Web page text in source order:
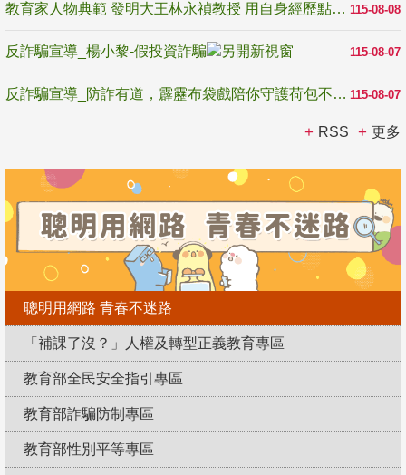
115-08-08
教育家人物典範 發明大王林永禎教授 用自身經歷點亮學生的路
115-08-07
反詐騙宣導_楊小黎-假投資詐騙
115-08-07
反詐騙宣導_防詐有道，霹靂布袋戲陪你守護荷包不受騙
RSS 更多
聰明用網路 青春不迷路
「補課了沒？」人權及轉型正義教育專區
教育部全民安全指引專區
教育部詐騙防制專區
教育部性別平等專區